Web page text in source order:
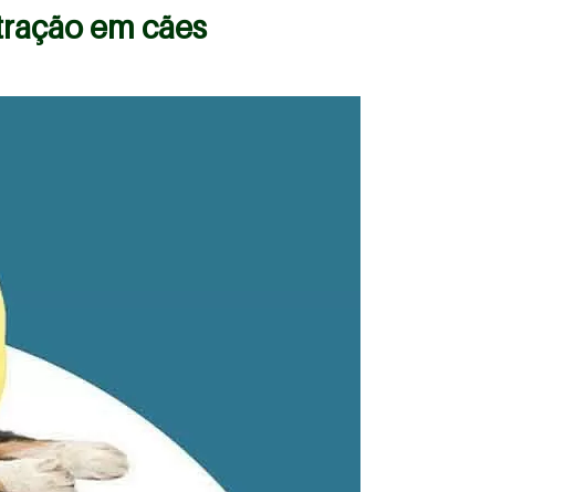
em cães